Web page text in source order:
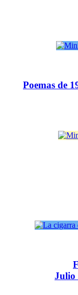
Poemas de
Julio